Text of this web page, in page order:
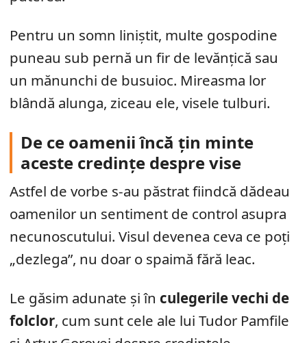
Pentru un somn liniștit, multe gospodine
puneau sub pernă un fir de levănțică sau
un mănunchi de busuioc. Mireasma lor
blândă alunga, ziceau ele, visele tulburi.
De ce oamenii încă țin minte
aceste credințe despre vise
Astfel de vorbe s-au păstrat fiindcă dădeau
oamenilor un sentiment de control asupra
necunoscutului. Visul devenea ceva ce poți
„dezlega”, nu doar o spaimă fără leac.
Le găsim adunate și în culegerile vechi de
folclor, cum sunt cele ale lui Tudor Pamfile